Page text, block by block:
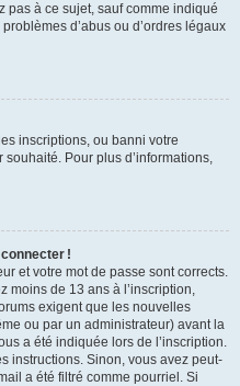
pas à ce sujet, sauf comme indiqué
d’abus ou d’ordres légaux
inscriptions, ou banni votre
souhaité. Pour plus d’informations,
!
et votre mot de passe sont corrects.
moins de 13 ans à l’inscription,
exigent que les nouvelles
ou par un administrateur) avant la
a été indiquée lors de l’inscription.
instructions. Sinon, vous avez peut-
a été filtré comme pourriel. Si